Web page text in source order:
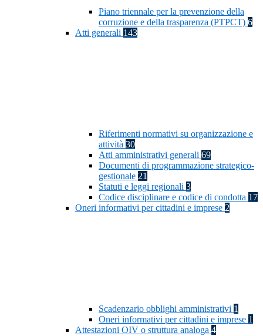
Piano triennale per la prevenzione della
corruzione e della trasparenza (PTPCT) 6
Atti generali 143
Riferimenti normativi su organizzazione e
attività 30
Atti amministrativi generali 69
Documenti di programmazione strategico-
gestionale 21
Statuti e leggi regionali 3
Codice disciplinare e codice di condotta 17
Oneri informativi per cittadini e imprese 2
Scadenzario obblighi amministrativi 1
Oneri informativi per cittadini e imprese 1
Attestazioni OIV o struttura analoga 4